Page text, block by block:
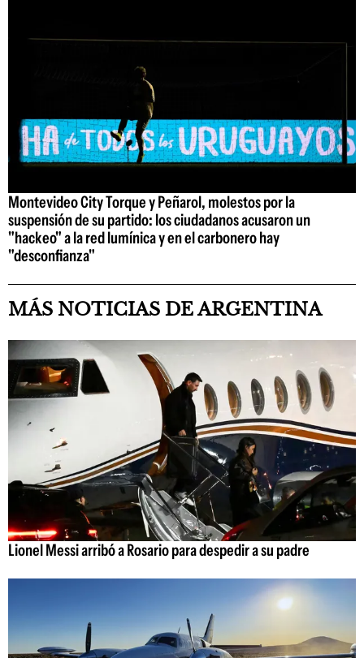
Montevideo City Torque y Peñarol, molestos por la
suspensión de su partido: los ciudadanos acusaron un
"hackeo" a la red lumínica y en el carbonero hay
"desconfianza"
MÁS NOTICIAS DE ARGENTINA
Lionel Messi arribó a Rosario para despedir a su padre